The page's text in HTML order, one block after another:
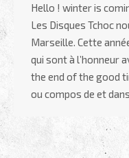
Hello ! winter is
Les Disques Tchoc
Marseille. Cette
qui sont à l’honneur
the end of the good
ou compos de et